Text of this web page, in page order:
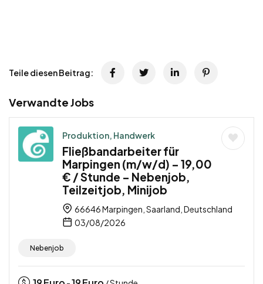
Teile diesen Beitrag:
Verwandte Jobs
Produktion, Handwerk
Fließbandarbeiter für
Marpingen (m/w/d) – 19,00
€ / Stunde – Nebenjob,
Teilzeitjob, Minijob
66646 Marpingen, Saarland, Deutschland
03/08/2026
Nebenjob